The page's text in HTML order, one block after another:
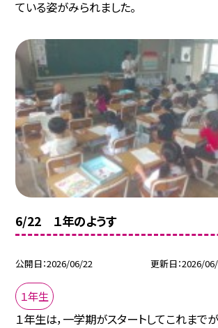
ている姿がみられました。
6/22 １年のようす
公開日 2026/06/22 更新日 2026/
１年生
１年生は，一学期がスタートしてこれまで